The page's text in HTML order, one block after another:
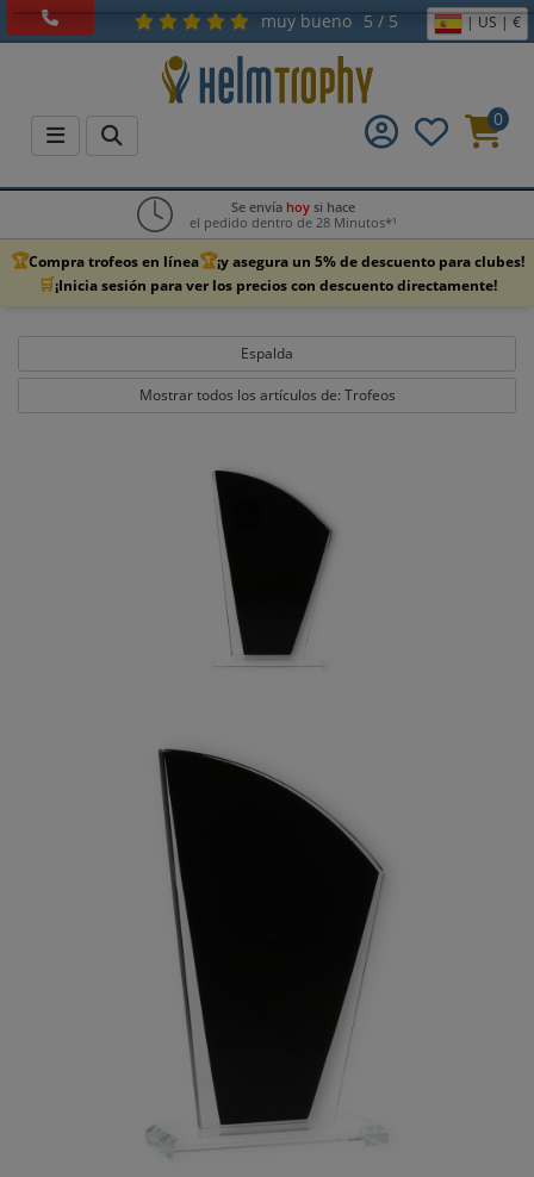
muy bueno 5 / 5 | US | €
0
Se envía hoy si hace
el pedido dentro de 28 Minutos*¹
🏆Compra trofeos en línea🏆¡y asegura un 5% de descuento para clubes!
🛒¡Inicia sesión para ver los precios con descuento directamente!
Espalda
Mostrar todos los artículos de: Trofeos